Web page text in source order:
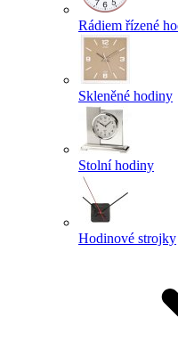
Rádiem řízené
Skleněné hodiny
Stolní hodiny
Hodinové strojky